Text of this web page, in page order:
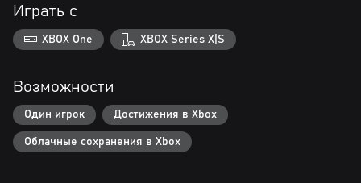
Играть с
XBOX One XBOX Series X|S
Возможности
Один игрок Достижения в Xbox
Облачные сохранения в Xbox